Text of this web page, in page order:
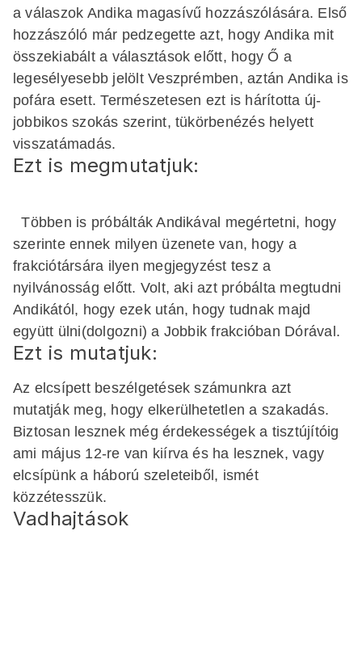
a válaszok Andika magasívű hozzászólására. Első
hozzászóló már pedzegette azt, hogy Andika mit
összekiabált a választások előtt, hogy Ő a
legesélyesebb jelölt Veszprémben, aztán Andika is
pofára esett. Természetesen ezt is hárította új-
jobbikos szokás szerint, tükörbenézés helyett
visszatámadás.
Ezt is megmutatjuk:
Többen is próbálták Andikával megértetni, hogy
szerinte ennek milyen üzenete van, hogy a
frakciótársára ilyen megjegyzést tesz a
nyilvánosság előtt. Volt, aki azt próbálta megtudni
Andikától, hogy ezek után, hogy tudnak majd
együtt ülni(dolgozni) a Jobbik frakcióban Dórával.
Ezt is mutatjuk:
Az elcsípett beszélgetések számunkra azt
mutatják meg, hogy elkerülhetetlen a szakadás.
Biztosan lesznek még érdekességek a tisztújítóig
ami május 12-re van kiírva és ha lesznek, vagy
elcsípünk a háború szeleteiből, ismét
közzétesszük.
Vadhajtások